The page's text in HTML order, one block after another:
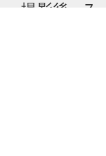
撮影後、7